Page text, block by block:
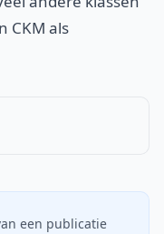
CKM als
een publicatie